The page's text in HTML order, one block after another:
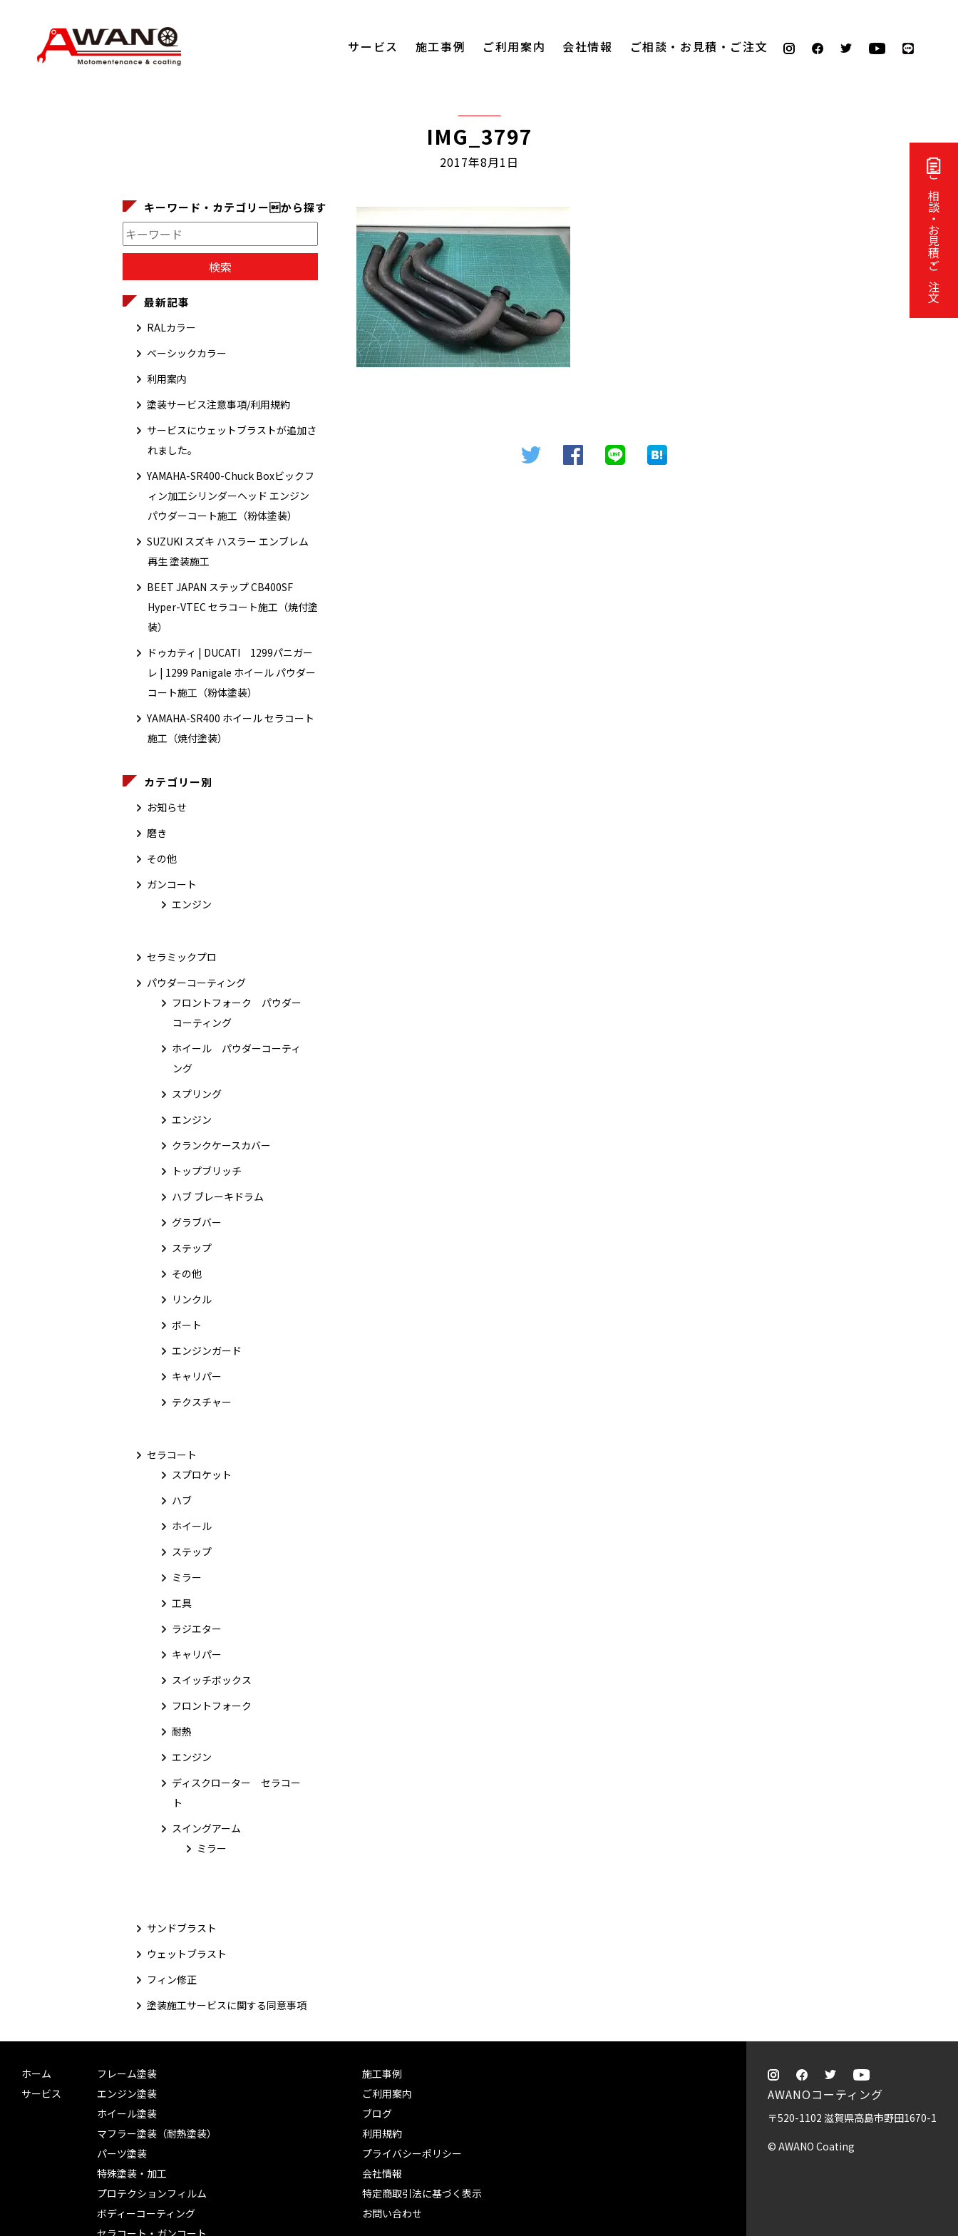
ご相談・お見積・ご注文
サービス 施工事例 ご利用案内 会社情報 ご相談・お見積・ご注文
IMG_3797
2017年8月1日
キーワード・カテゴリーから探す
最新記事
RALカラー
ベーシックカラー
利用案内
塗装サービス注意事項/利用規約
サービスにウェットブラストが追加さ
れました。
YAMAHA-SR400-Chuck Boxビックフ
ィン加工シリンダーヘッド エンジン
パウダーコート施工（粉体塗装）
SUZUKI スズキ ハスラー エンブレム
再生 塗装施工
BEET JAPAN ステップ CB400SF
Hyper-VTEC セラコート施工（焼付塗
装）
ドゥカティ | DUCATI 1299パニガー
レ | 1299 Panigale ホイール パウダー
コート施工（粉体塗装）
YAMAHA-SR400 ホイール セラコート
施工（焼付塗装）
カテゴリー別
お知らせ
磨き
その他
ガンコート
エンジン
セラミックプロ
パウダーコーティング
フロントフォーク パウダー
コーティング
ホイール パウダーコーティ
ング
スプリング
エンジン
クランクケースカバー
トップブリッチ
ハブ ブレーキドラム
グラブバー
ステップ
その他
リンクル
ボート
エンジンガード
キャリパー
テクスチャー
セラコート
スプロケット
ハブ
ホイール
ステップ
ミラー
工具
ラジエター
キャリパー
スイッチボックス
フロントフォーク
耐熱
エンジン
ディスクローター セラコー
ト
スイングアーム
ミラー
サンドブラスト
ウェットブラスト
フィン修正
塗装施工サービスに関する同意事項
ホーム
サービス
フレーム塗装
エンジン塗装
ホイール塗装
マフラー塗装（耐熱塗装）
パーツ塗装
特殊塗装・加工
プロテクションフィルム
ボディーコーティング
セラコート・ガンコート
施工事例
ご利用案内
ブログ
利用規約
プライバシーポリシー
会社情報
特定商取引法に基づく表示
お問い合わせ
AWANOコーティング
〒520-1102 滋賀県高島市野田1670-1
© AWANO Coating